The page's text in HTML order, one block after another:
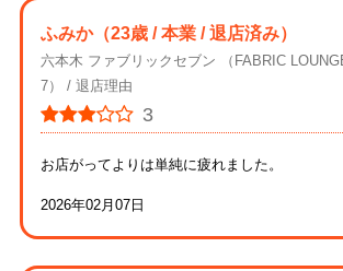
ふみか（23歳 / 本業 / 退店済み）
六本木 ファブリックセブン （FABRIC
7）
退店理由
3
お店がってよりは単純に疲れました。
2026年02月07日